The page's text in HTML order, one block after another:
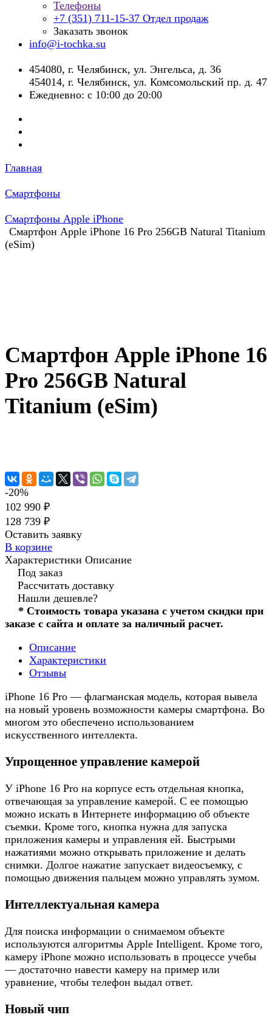
Телефоны
+7 (351) 711-15-37 Отдел продаж
Заказать звонок
info@i-tochka.su
​454080, г. Челябинск, ул. Энгельса, д. 36
454014, г. Челябинск, ул. Комсомольский пр. д. 47
Ежедневно: с 10:00 до 20:00
Главная
Смартфоны
Смартфоны Apple iPhone
Смартфон Apple iPhone 16 Pro 256GB Natural Titanium
(eSim)
Смартфон Apple iPhone 16
Pro 256GB Natural
Titanium (eSim)
-20%
102 990 ₽
128 739 ₽
Оставить заявку
В корзине
Характеристики Описание
Под заказ
Рассчитать доставку
Нашли дешевле?
* Стоимость товара указана с учетом скидки при
заказе с сайта и оплате за наличный расчет.
Описание
Характеристики
Отзывы
iPhone 16 Pro — флагманская модель, которая вывела
на новый уровень возможности камеры смартфона. Во
многом это обеспечено использованием
искусственного интеллекта.
Упрощенное управление камерой
У iPhone 16 Pro на корпусе есть отдельная кнопка,
отвечающая за управление камерой. С ее помощью
можно искать в Интернете информацию об объекте
съемки. Кроме того, кнопка нужна для запуска
приложения камеры и управления ей. Быстрыми
нажатиями можно открывать приложение и делать
снимки. Долгое нажатие запускает видеосъемку, с
помощью движения пальцем можно управлять зумом.
Интеллектуальная камера
Для поиска информации о снимаемом объекте
используются алгоритмы Apple Intelligent. Кроме того,
камеру iPhone можно использовать в процессе учебы
— достаточно навести камеру на пример или
уравнение, чтобы телефон выдал ответ.
Новый чип